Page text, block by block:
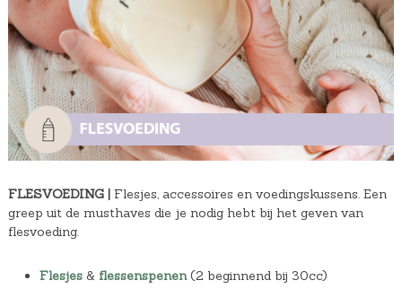
FLESVOEDING |Flesjes, accessoires en voedingskussens. Een
greep uit de musthaves die je nodig hebt bij het geven van
flesvoeding.
Flesjes& flessenspenen(2 beginnend bij 30cc)